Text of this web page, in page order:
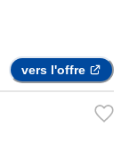
vers l'offre